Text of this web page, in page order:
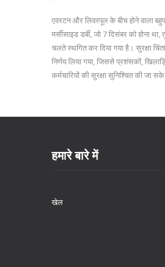
एवरटन और लिवरपूल के बीच होने वाला
मर्सीसाइड डर्बी, जो 7 दिसंबर को होना
चलते स्थगित कर दिया गया है। सुरक्षा
निर्णय लिया गया, जिससे प्रशंसकों,
कर्मचारियों की सुरक्षा सुनिश्चित की जा
हमारे बारे में
खेल